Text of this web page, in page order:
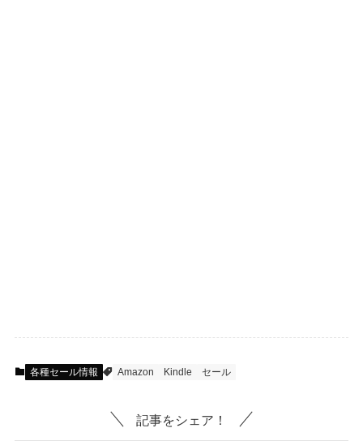
各種セール情報 Amazon Kindle セール
記事をシェア！